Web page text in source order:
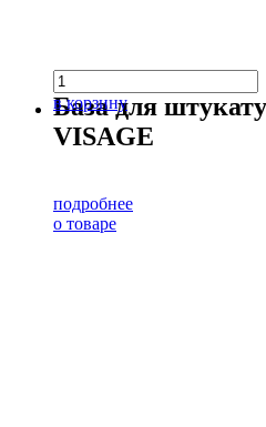
в корзину
База для
VISAGE
подробнее
о товаре